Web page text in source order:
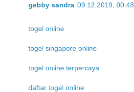
gebby sandra 09.12.2019, 00:48
togel online
togel singapore online
togel online terpercaya
daftar togel online